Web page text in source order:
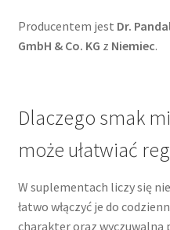
Producentem jest Dr.
GmbH & Co. KG z Niemiec.
Dlaczego smak
może ułatwiać
W suplementach liczy się
łatwo włączyć je do
charakter oraz wyczuwalna